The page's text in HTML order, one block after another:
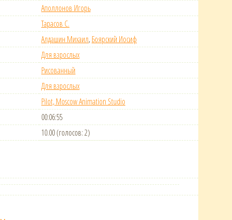
Аполлонов Игорь
Тарасов С.
Алдашин Михаил,Боярский Иосиф
Для взрослых
Рисованный
Для взрослых
Pilot, Moscow Animation Studio
00:06:55
10.00 (голосов: 2)